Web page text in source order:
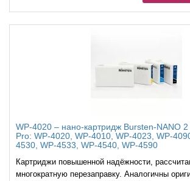
WP-4020 – нано-картридж Bursten-NANO
Pro: WP-4020, WP-4010, WP-4023, WP-
4530, WP-4533, WP-4540, WP-4590
Картриджи повышенной надёжности,
многократную перезаправку. Аналогичны